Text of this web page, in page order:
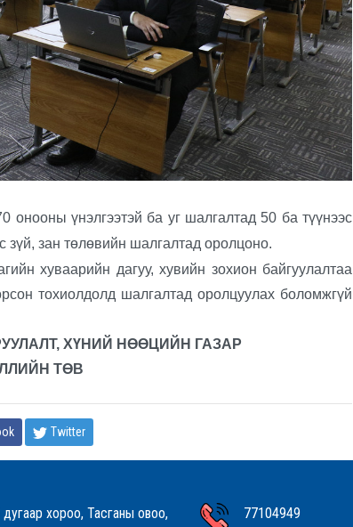
онооны үнэлгээтэй ба уг шалгалтад 50 ба түүнээс
зүй, зан төлөвийн шалгалтад оролцоно.
дагуу, хувийн зохион байгуулалтаа
тохиолдолд шалгалтад оролцуулах боломжгүй
ХҮНИЙ НӨӨЦИЙН ГАЗАР
ТӨВ
Twitter
дугаар хороо, Тасганы овоо,
77104949